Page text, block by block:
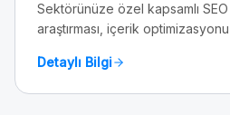
Sektörünüze özel kapsamlı
araştırması, içerik
Detaylı Bilgi